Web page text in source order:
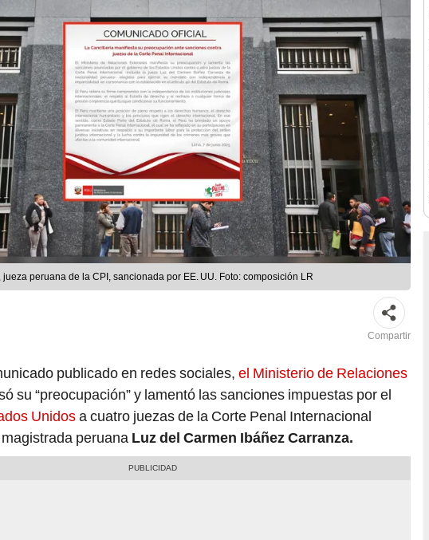
jueza peruana de la CPI, sancionada por EE. UU. Foto: composición LR
Compartir
publicado en redes sociales, el Ministerio de Relaciones
su “preocupación” y lamentó las sanciones impuestas por el
Unidosa cuatro juezas de la Corte Penal Internacional
peruana Luz del Carmen Ibáñez Carranza.